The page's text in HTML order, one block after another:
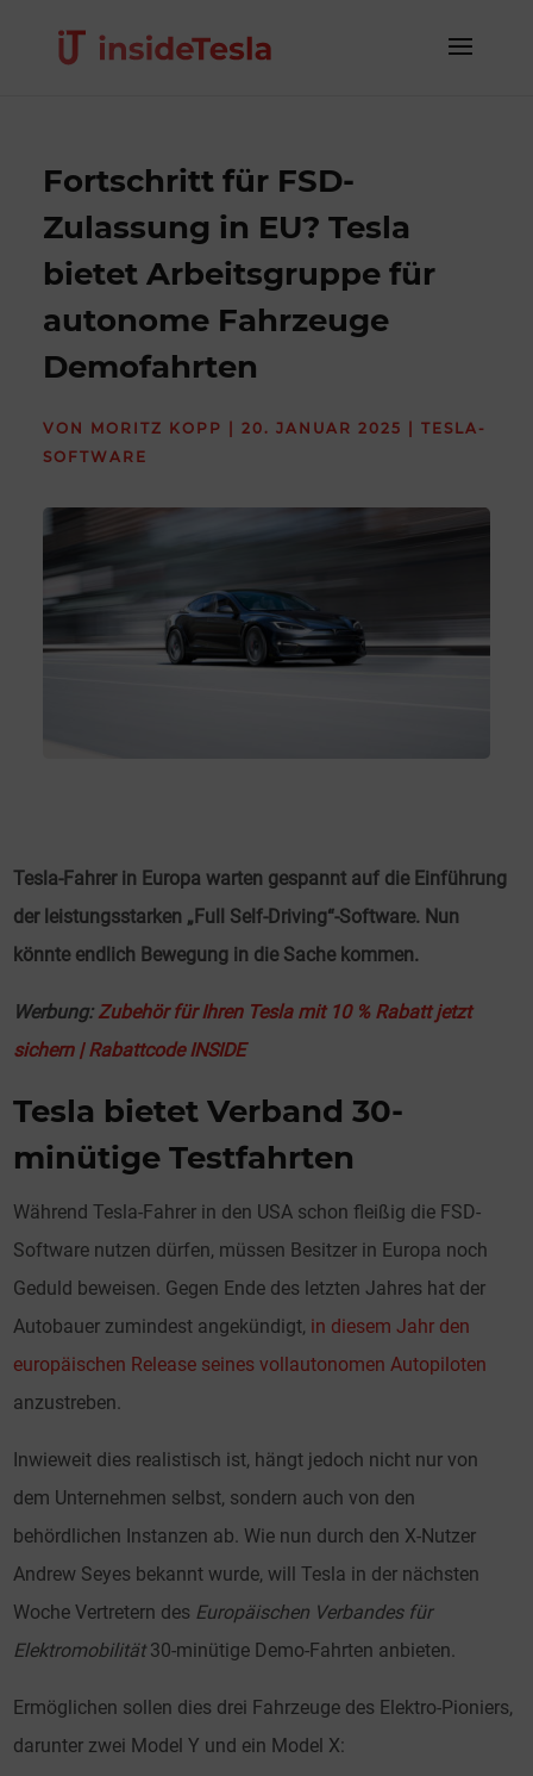
Fortschritt für FSD-
Zulassung in EU? Tesla
bietet Arbeitsgruppe für
autonome Fahrzeuge
Demofahrten
VON MORITZ KOPP |20. JANUAR 2025 |TESLA-
SOFTWARE
Tesla-Fahrer in Europa warten gespannt auf die Einführung
der leistungsstarken „Full Self-Driving“-Software. Nun
könnte endlich Bewegung in die Sache kommen.
Werbung: Zubehör für Ihren Tesla mit 10 % Rabatt jetzt
sichern | Rabattcode INSIDE
Tesla bietet Verband 30-
minütige Testfahrten
Während Tesla-Fahrer in den USA schon fleißig die FSD-
Software nutzen dürfen, müssen Besitzer in Europa noch
Geduld beweisen. Gegen Ende des letzten Jahres hat der
Autobauer zumindest angekündigt, in diesem Jahr den
europäischen Release seines vollautonomen Autopiloten
anzustreben.
Inwieweit dies realistisch ist, hängt jedoch nicht nur von
dem Unternehmen selbst, sondern auch von den
behördlichen Instanzen ab. Wie nun durch den X-Nutzer
Andrew Seyes bekannt wurde, will Tesla in der nächsten
Woche Vertretern des Europäischen Verbandes für
Elektromobilität30-minütige Demo-Fahrten anbieten.
Ermöglichen sollen dies drei Fahrzeuge des Elektro-Pioniers,
darunter zwei Model Y und ein Model X: